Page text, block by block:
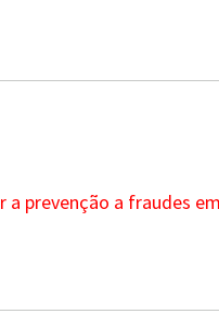
prevenção a fraudes